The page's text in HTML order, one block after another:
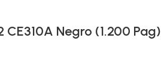
CE310A Negro (1.200 Pag)